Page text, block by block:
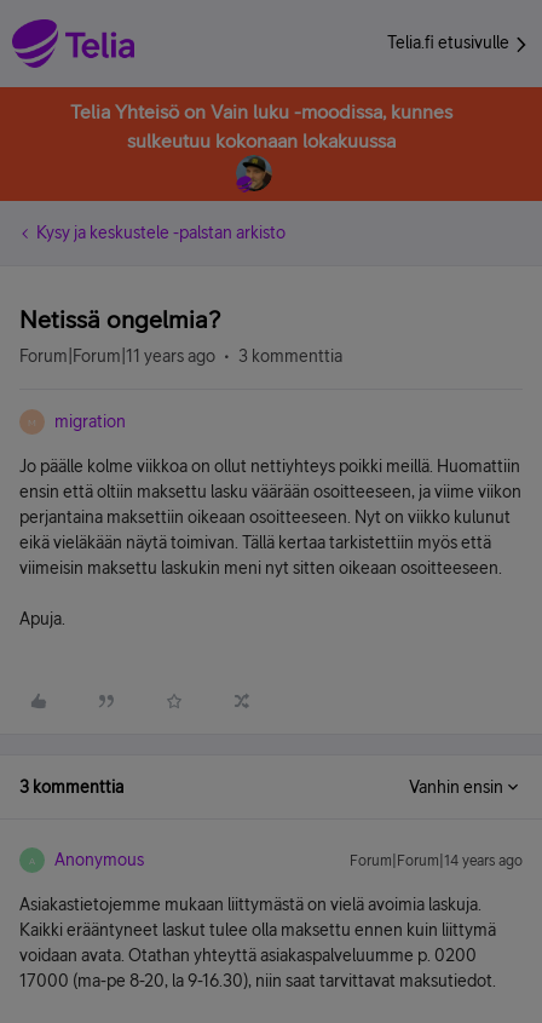
Telia.fi etusivulle
Telia Yhteisö on Vain luku -moodissa, kunnes
sulkeutuu kokonaan lokakuussa
Kysy ja keskustele -palstan arkisto
Netissä ongelmia?
Forum|Forum|11 years ago 3 kommenttia
M migration
Jo päälle kolme viikkoa on ollut nettiyhteys poikki meillä. Huomattiin
ensin että oltiin maksettu lasku väärään osoitteeseen, ja viime viikon
perjantaina maksettiin oikeaan osoitteeseen. Nyt on viikko kulunut
eikä vieläkään näytä toimivan. Tällä kertaa tarkistettiin myös että
viimeisin maksettu laskukin meni nyt sitten oikeaan osoitteeseen.
Apuja.
3 kommenttia Vanhin ensin
A Anonymous Forum|Forum|14 years ago
Asiakastietojemme mukaan liittymästä on vielä avoimia laskuja.
Kaikki erääntyneet laskut tulee olla maksettu ennen kuin liittymä
voidaan avata. Otathan yhteyttä asiakaspalveluumme p. 0200
17000 (ma-pe 8-20, la 9-16.30), niin saat tarvittavat maksutiedot.